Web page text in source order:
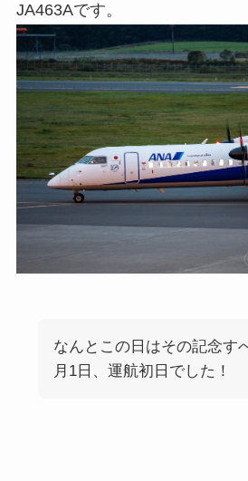
JA463Aです。
なんとこの日はその記念す
月1日、運航初日でした！